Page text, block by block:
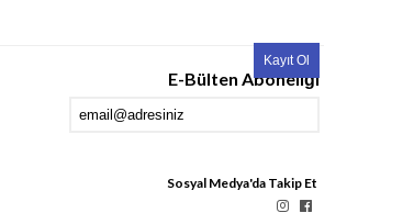
E-Bülten Aboneliği
Sosyal Medya'da Takip Et